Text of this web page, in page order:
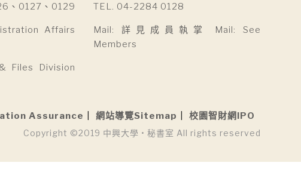
、0127、0129
Affairs
Division
TEL. 04-2284 0128
Mail: 詳見成員執掌 Mail: See
Members
Assurance 網站導覽Sitemap 校園智財網IPO
Copyright ©2019 中興大學 • 秘書室 All rights reserved